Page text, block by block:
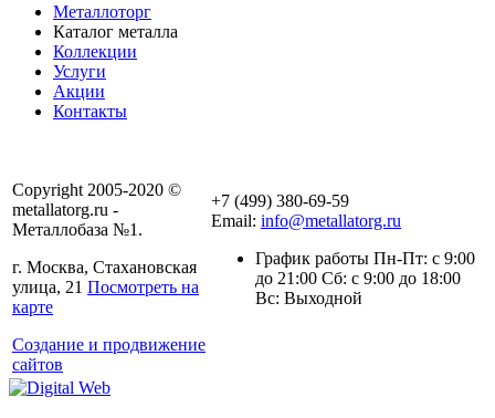
Металлоторг
Каталог металла
Коллекции
Услуги
Акции
Контакты
Copyright 2005-2020 ©
metallatorg.ru -
Металлобаза №1.
г. Москва, Стахановская
улица, 21 Посмотреть на
карте
Создание и продвижение
сайтов
+7 (499) 380-69-59
Email: info@metallatorg.ru
График работы Пн-Пт: с 9:00
до 21:00 Сб: с 9:00 до 18:00
Вс: Выходной